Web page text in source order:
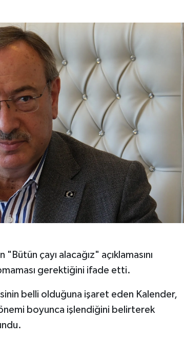
çayı alacağız" açıklamasını
gerektiğini ifade etti.
belli olduğuna işaret eden Kalender,
boyunca işlendiğini belirterek